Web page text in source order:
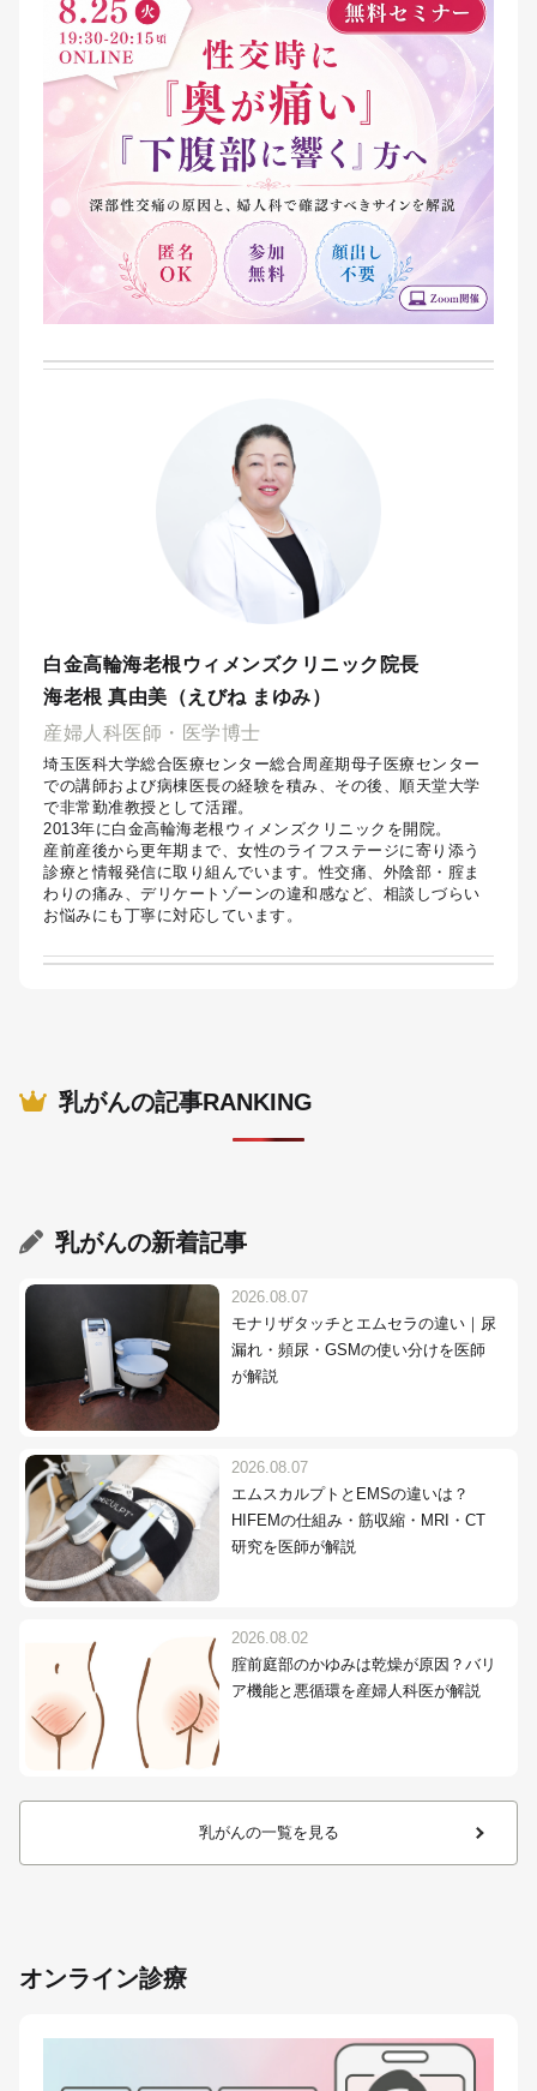
白金高輪海老根ウィメンズクリニック院長
海老根 真由美（えびね まゆみ）
産婦人科医師・医学博士
埼玉医科大学総合医療センター総合周産期母子医療センター
での講師および病棟医長の経験を積み、その後、順天堂大学
で非常勤准教授として活躍。
2013年に白金高輪海老根ウィメンズクリニックを開院。
産前産後から更年期まで、女性のライフステージに寄り添う
診療と情報発信に取り組んでいます。性交痛、外陰部・腟ま
わりの痛み、デリケートゾーンの違和感など、相談しづらい
お悩みにも丁寧に対応しています。
乳がんの記事RANKING
乳がんの新着記事
2026.08.07
モナリザタッチとエムセラの違い｜尿
漏れ・頻尿・GSMの使い分けを医師
が解説
2026.08.07
エムスカルプトとEMSの違いは？
HIFEMの仕組み・筋収縮・MRI・CT
研究を医師が解説
2026.08.02
腟前庭部のかゆみは乾燥が原因？バリ
ア機能と悪循環を産婦人科医が解説
乳がんの一覧を見る
オンライン診療